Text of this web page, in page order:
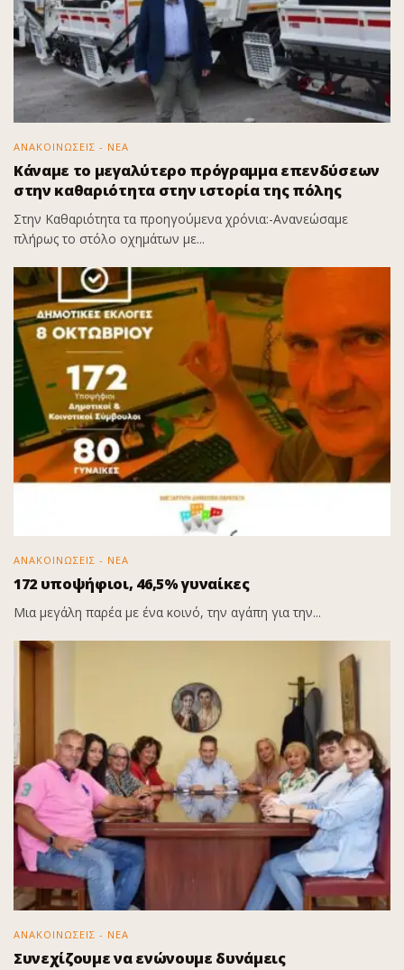
ΑΝΑΚΟΙΝΩΣΕΙΣ - ΝΕΑ
Κάναμε το μεγαλύτερο πρόγραμμα επενδύσεων
στην καθαριότητα στην ιστορία της πόλης
Στην Καθαριότητα τα προηγούμενα χρόνια:-Ανανεώσαμε
πλήρως το στόλο οχημάτων με...
ΑΝΑΚΟΙΝΩΣΕΙΣ - ΝΕΑ
172 υποψήφιοι, 46,5% γυναίκες
Μια μεγάλη παρέα με ένα κοινό, την αγάπη για την...
ΑΝΑΚΟΙΝΩΣΕΙΣ - ΝΕΑ
Συνεχίζουμε να ενώνουμε δυνάμεις